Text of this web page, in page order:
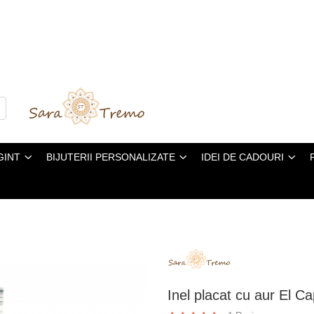
BIJUTERII PERSONALIZATE IDEI DE CADOURI
Inel placat cu aur El